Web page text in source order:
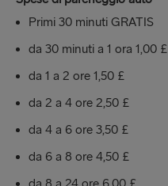
Primi 30 minuti GRATIS
da 30 minuti a 1 ora 1,00 £
da 1 a 2 ore 1,50 £
da 2 a 4 ore 2,50 £
da 4 a 6 ore 3,50 £
da 6 a 8 ore 4,50 £